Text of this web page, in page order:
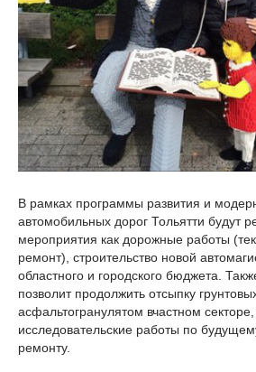
В рамках программы развития и
автомобильных дорог Тольятти будут
мероприятия как дорожные работы
ремонт), строительство новой
областного и городского бюджета.
позволит продолжить отсыпку
асфальтогранулятом вчастном
исследовательские работы по
ремонту.